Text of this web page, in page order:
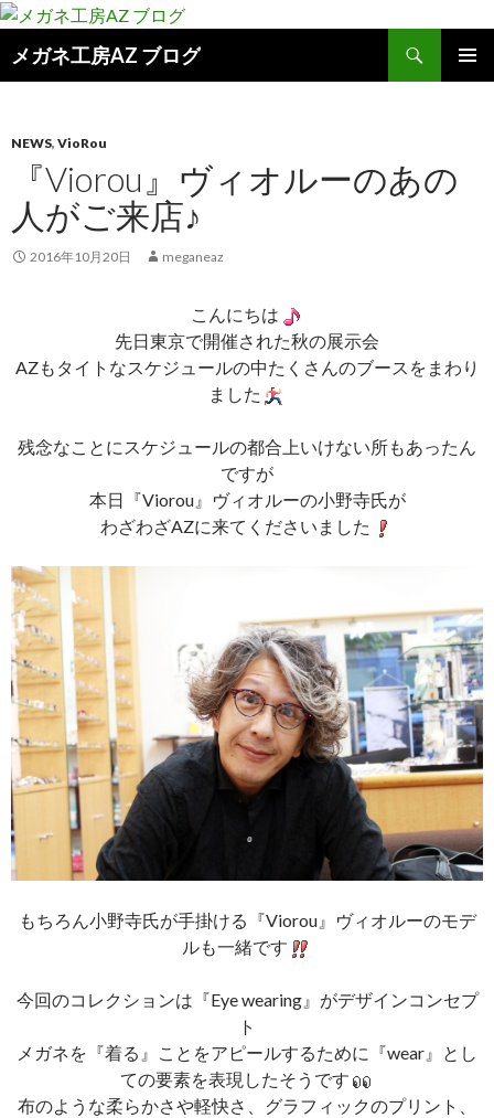
メガネ工房AZ ブログ
索
ン
ス
キ
ッ
NEWS, VioRou
『Viorou』ヴィオルーのあの
人がご来店♪
2016年10月20日 meganeaz
こんにちは
先日東京で開催された秋の展示会
AZもタイトなスケジュールの中たくさんのブースをまわり
ました
残念なことにスケジュールの都合上いけない所もあったん
ですが
本日『Viorou』ヴィオルーの小野寺氏が
わざわざAZに来てくださいました
もちろん小野寺氏が手掛ける『Viorou』ヴィオルーのモデ
ルも一緒です
今回のコレクションは『Eye wearing』がデザインコンセプ
ト
メガネを『着る』ことをアピールするために『wear』とし
ての要素を表現したそうです
布のような柔らかさや軽快さ、グラフィックのプリント、